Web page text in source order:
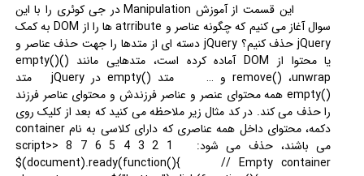
این قسمت از آموزش Manipulation در جی کوئری را با این
سوال آغاز می کنیم که چگونه عناصر و atrribute ها را از DOM به کمک
jQuery حذف کنیم؟ jQuery دسته ای از متدها را جهت حذف عناصر و
یا محتوا از DOM آماده کرده است، متدهایی مانند ()empty()
remove() ،unwrap و … متد ()empty در jQuery متد
()empty همه محتوای عنصر و عناصر فرزندش و محتوای عناصر فرزند
را حذف می کند. در کد مثال زیر ملاحظه می کنید که بعد از کلیک روی
دکمه، محتوای داخل همه عناصری که دارای کلاسی به نام container
می باشند، حذف می شود: 1 2 3 4 5 6 7 8 <script>
$(document).ready(function(){ // Empty container